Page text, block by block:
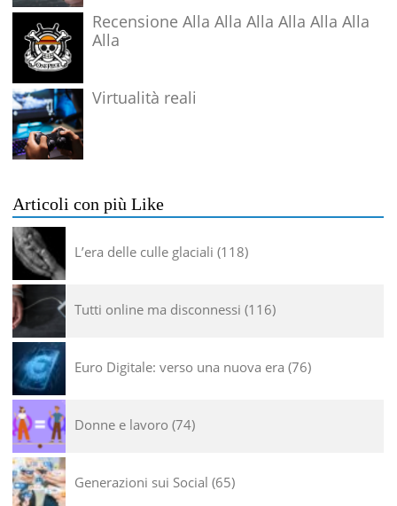
Recensione Alla Alla Alla Alla Alla Alla
Alla
Virtualità reali
Articoli con più Like
L’era delle culle glaciali 118
Tutti online ma disconnessi 116
Euro Digitale: verso una nuova era 76
Donne e lavoro 74
Generazioni sui Social 65